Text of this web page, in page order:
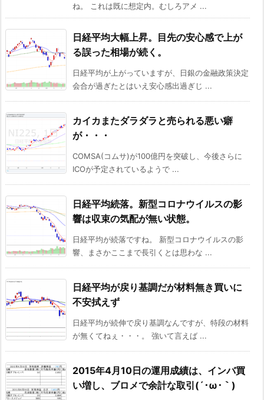
ね。 これは既に想定内。むしろアメ ...
日経平均大幅上昇。目先の安心感で上が
る誤った相場が続く。
日経平均が上がっていますが、日銀の金融政策決定
会合が過ぎたとはいえ安心感出過ぎじ ...
カイカまたダラダラと売られる悪い癖
が・・・
COMSA(コムサ)が100億円を突破し、今後さらに
ICOが予定されているようで ...
日経平均続落。新型コロナウイルスの影
響は収束の気配が無い状態。
日経平均が続落ですね。 新型コロナウイルスの影
響、まさかここまで長引くとは思わな ...
日経平均が戻り基調だが材料無き買いに
不安拭えず
日経平均が続伸で戻り基調なんですが、特段の材料
が無くてねぇ・・・。 強いて言えば ...
2015年4月10日の運用成績は、インバ買
い増し、ブロメで余計な取引(´･ω･｀)